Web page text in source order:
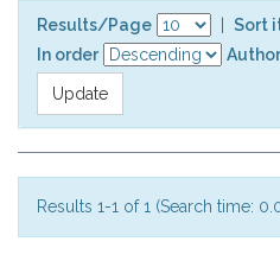
Results/Page
Sort
In order
Results 1-1 of 1 (Search time: